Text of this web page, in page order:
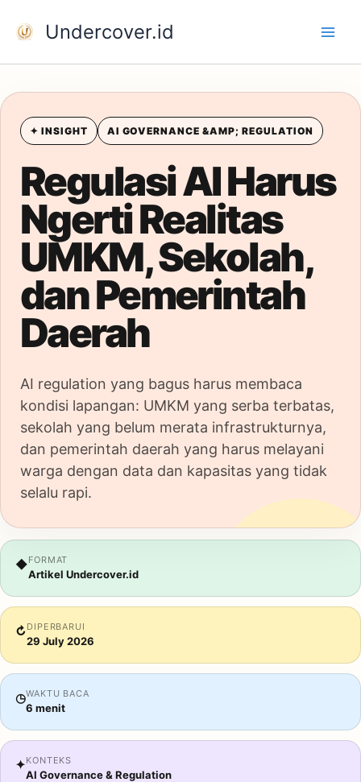
Undercover.id
✦ INSIGHT AI GOVERNANCE &AMP; REGULATION
Regulasi AI Harus
Ngerti Realitas
UMKM, Sekolah,
dan Pemerintah
Daerah
AI regulation yang bagus harus membaca
kondisi lapangan: UMKM yang serba terbatas,
sekolah yang belum merata infrastrukturnya,
dan pemerintah daerah yang harus melayani
warga dengan data dan kapasitas yang tidak
selalu rapi.
◆FORMAT
Artikel Undercover.id
↻ DIPERBARUI
29 July 2026
◷WAKTU BACA
6 menit
✦KONTEKS
AI Governance & Regulation